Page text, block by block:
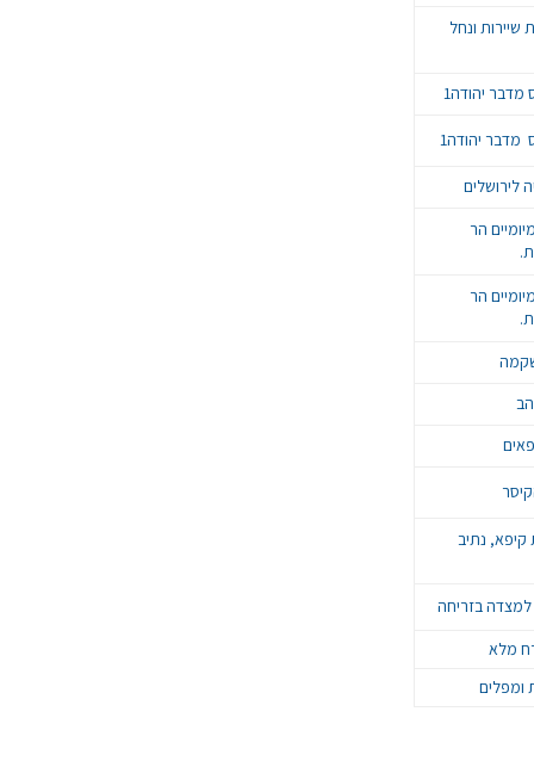
שיירות ונחל
מדבר יהודה1
מדבר יהודה1
לירושלים
הר
הר
נתיב
למצדה בזריחה
מלא
ומפלים